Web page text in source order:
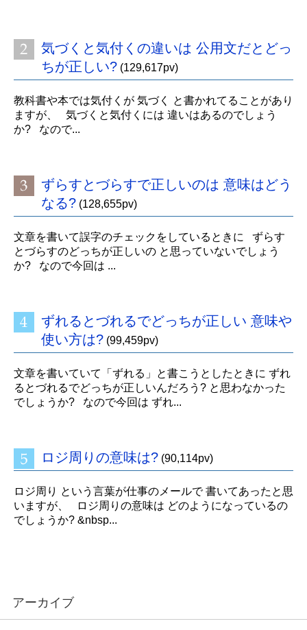
気づくと気付くの違いは 公用文だとどっ
ちが正しい? (129,617pv)
教科書や本では気付くが 気づく と書かれてることがあり
ますが、 気づくと気付くには 違いはあるのでしょう
か? なので...
ずらすとづらすで正しいのは 意味はどう
なる? (128,655pv)
文章を書いて誤字のチェックをしているときに ずらす
とづらすのどっちが正しいの と思っていないでしょう
か? なので今回は ...
ずれるとづれるでどっちが正しい 意味や
使い方は? (99,459pv)
文章を書いていて「ずれる」と書こうとしたときに ずれ
るとづれるでどっちが正しいんだろう? と思わなかった
でしょうか? なので今回は ずれ...
ロジ周りの意味は? (90,114pv)
ロジ周り という言葉が仕事のメールで 書いてあったと思
いますが、 ロジ周りの意味は どのようになっているの
でしょうか? &nbsp...
アーカイブ